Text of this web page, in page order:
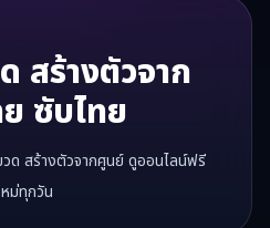
สร้างตัวจาก
ซับไทย
ด สร้างตัวจากศูนย์ดูออนไลน์ฟรี
ม่ทุกวัน